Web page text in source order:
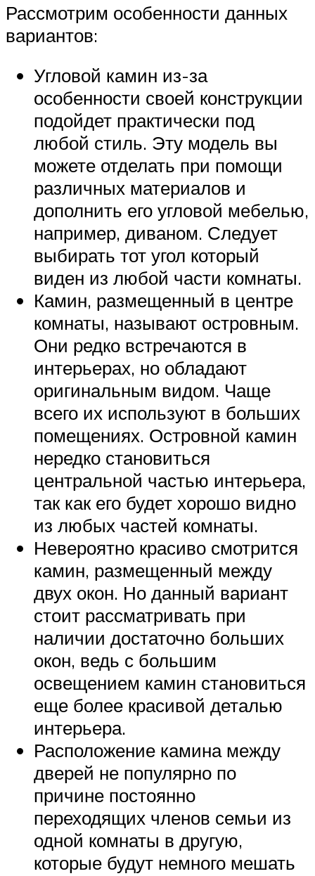
Рассмотрим особенности данных
вариантов:
Угловой камин из-за
особенности своей конструкции
подойдет практически под
любой стиль. Эту модель вы
можете отделать при помощи
различных материалов и
дополнить его угловой мебелью,
например, диваном. Следует
выбирать тот угол который
виден из любой части комнаты.
Камин, размещенный в центре
комнаты, называют островным.
Они редко встречаются в
интерьерах, но обладают
оригинальным видом. Чаще
всего их используют в больших
помещениях. Островной камин
нередко становиться
центральной частью интерьера,
так как его будет хорошо видно
из любых частей комнаты.
Невероятно красиво смотрится
камин, размещенный между
двух окон. Но данный вариант
стоит рассматривать при
наличии достаточно больших
окон, ведь с большим
освещением камин становиться
еще более красивой деталью
интерьера.
Расположение камина между
дверей не популярно по
причине постоянно
переходящих членов семьи из
одной комнаты в другую,
которые будут немного мешать